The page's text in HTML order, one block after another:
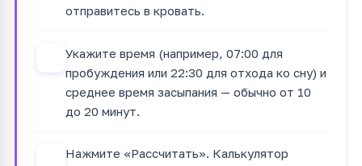
отправитесь в кровать.
Укажите время (например, 07:00 для
пробуждения или 22:30 для отхода ко сну) и
среднее время засыпания — обычно от 10
до 20 минут.
Нажмите «Рассчитать». Калькулятор